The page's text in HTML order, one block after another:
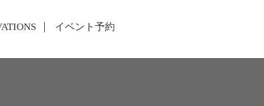
イベント予約